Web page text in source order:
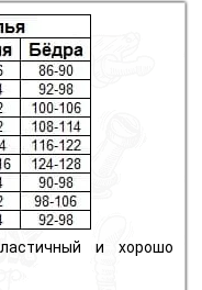
и хорошо